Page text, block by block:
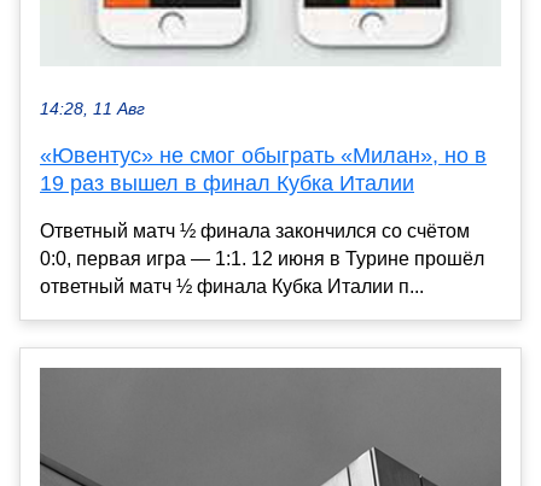
14:28, 11 Авг
«Ювентус» не смог обыграть «Милан», но в
19 раз вышел в финал Кубка Италии
Ответный матч ½ финала закончился со счётом
0:0, первая игра — 1:1. 12 июня в Турине прошёл
ответный матч ½ финала Кубка Италии п...